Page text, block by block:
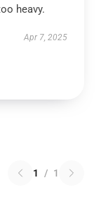
heavy.
Apr 7, 2025
1 / 1